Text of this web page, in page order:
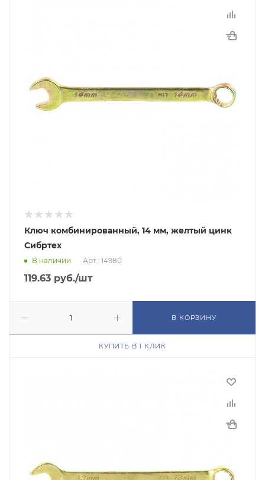
Ключ комбинированный, 14 мм, желтый цинк
Сибртех
В наличии Арт.: 14980
119.63 руб./шт
В КОРЗИНУ
КУПИТЬ В 1 КЛИК